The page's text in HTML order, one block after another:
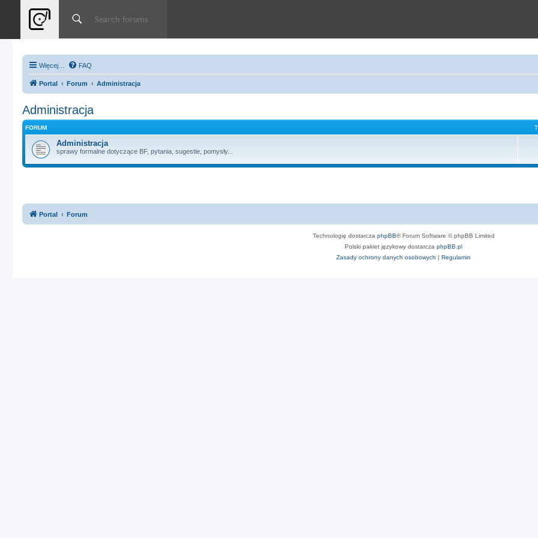
Więcej… FAQ
Portal Forum Administracja
Administracja
FORUM
Administracja
sprawy formalne dotyczące BF, pytania, sugestie, pomysły...
Portal Forum
Technologię dostarcza phpBB® Forum Software © phpBB Limited
Polski pakiet językowy dostarcza phpBB.pl
Zasady ochrony danych osobowych | Regulamin